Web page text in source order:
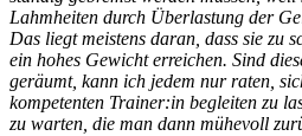
Lahmheiten durch Überlastung der
Das liegt meistens daran, dass sie zu
ein hohes Gewicht erreichen. Sind
geräumt, kann ich jedem nur raten,
kompetenten Trainer:in begleiten zu
zu warten, die man dann mühevoll